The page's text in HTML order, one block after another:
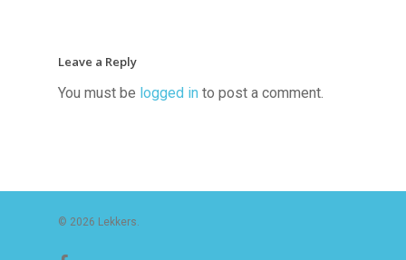
Leave a Reply
You must be logged in to post a comment.
© 2026 Lekkers.